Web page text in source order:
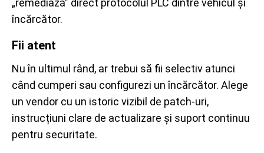
„remediază” direct protocolul PLC dintre vehicul și
încărcător.
Fii atent
Nu în ultimul rând, ar trebui să fii selectiv atunci
când cumperi sau configurezi un încărcător. Alege
un vendor cu un istoric vizibil de patch-uri,
instrucțiuni clare de actualizare și suport continuu
pentru securitate.